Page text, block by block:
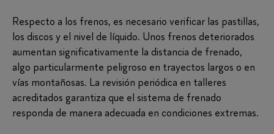
Respecto a los frenos, es necesario verificar las pastillas,
los discos y el nivel de líquido. Unos frenos deteriorados
aumentan significativamente la distancia de frenado,
algo particularmente peligroso en trayectos largos o en
vías montañosas. La revisión periódica en talleres
acreditados garantiza que el sistema de frenado
responda de manera adecuada en condiciones extremas.